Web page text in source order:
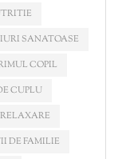
SANATOASE
COPIL
CUPLU
RELAXARE
DE FAMILIE